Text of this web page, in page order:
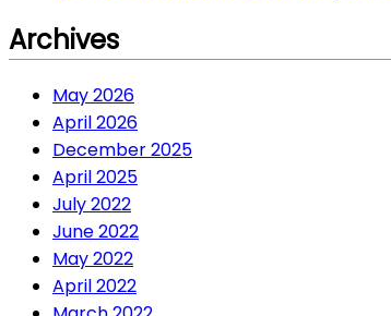
Archives
May 2026
April 2026
December 2025
April 2025
July 2022
June 2022
May 2022
April 2022